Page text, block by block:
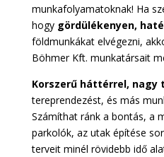
munkafolyamatoknak! Ha
hogy gördülékenyen,
földmunkákat elvégezni,
Böhmer Kft. munkatársait
Korszerű háttérrel,
tereprendezést, és más
Számíthat ránk a bontás, a
parkolók, az utak építése
terveit minél rövidebb idő